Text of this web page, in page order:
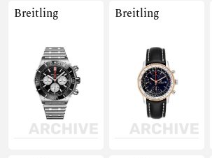
Breitling Breitling